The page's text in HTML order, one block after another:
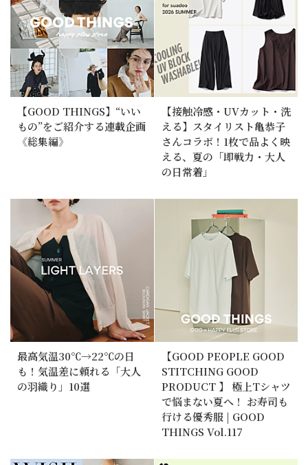
【GOOD THINGS】“いい
もの”をご紹介する連載企画
《総集編》
【接触冷感・UVカット・洗
える】スタイリスト亀恭子
さんコラボ！1枚で品よく映
える、夏の「即戦力・大人
の日常着」
最高気温30℃→22℃の日
も！気温差に頼れる「大人
の羽織り」10選
【GOOD PEOPLE GOOD
STITCHING GOOD
PRODUCT 】 極上Tシャツ
で悩まない夏へ！ お寿司も
行ける優秀服 | GOOD
THINGS Vol.117